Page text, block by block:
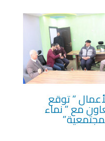
” توقع
مع ” نماء